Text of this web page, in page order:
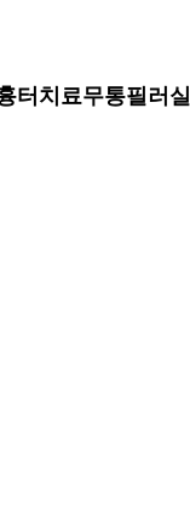
터치료무통필러